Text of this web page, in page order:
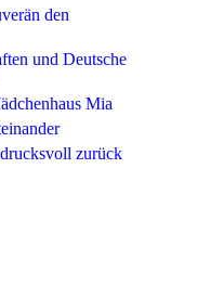
den
und Deutsche
Mia
zurück